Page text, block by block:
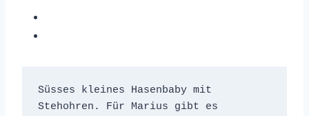
Süsses kleines Hasenbaby mit
Stehohren. Für Marius gibt es